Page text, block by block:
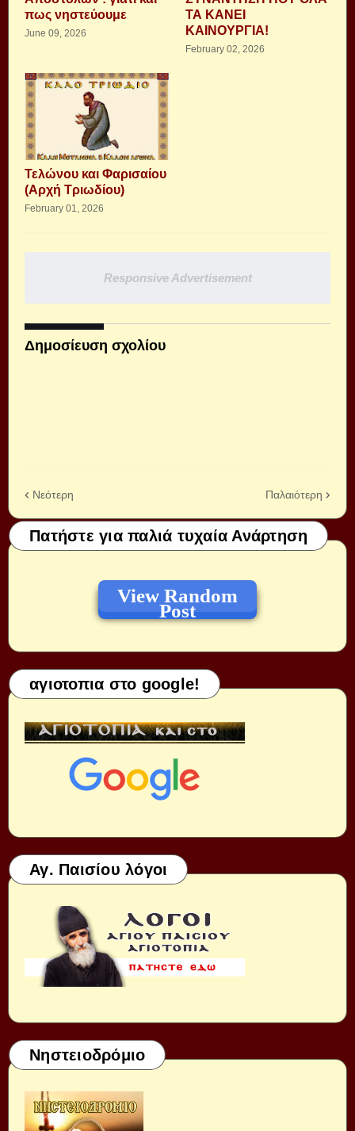
πως νηστεύουμε
June 09, 2026
ΤΑ ΚΑΝΕΙ
ΚΑΙΝΟΥΡΓΙΑ!
February 02, 2026
Τελώνου και Φαρισαίου
(Αρχή Τριωδίου)
February 01, 2026
Responsive Advertisement
Δημοσίευση σχολίου
Νεότερη Παλαιότερη
Πατήστε για παλιά τυχαία Ανάρτηση
View Random
Post
αγιοτοπια στο google!
Αγ. Παισίου λόγοι
Νηστειοδρόμιο